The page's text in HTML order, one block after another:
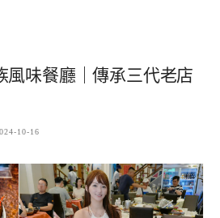
風味餐廳｜傳承三代老店
10-16